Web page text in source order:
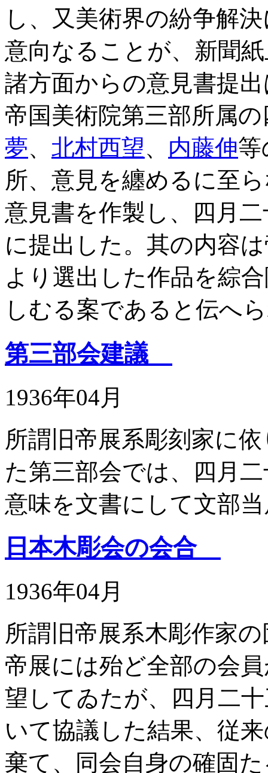
し、又美術界の紛争解
意向なることが、新聞
諸方面からの意見書提
帝国美術院第三部所属
夢、 北村西望、 内藤伸等
所、意見を纏めるに至
意見書を作製し、四月
に提出した。其の内容
より選出した作品を綜
しむる案であると伝へ
第三部会建議
1936年04月
所謂旧帝展系彫刻家に
た第三部会では、四月
意味を文書にして文部
日本木彫会の会合
1936年04月
所謂旧帝展系木彫作家
帝展には殆ど全部の会
望してゐたが、四月二
いて協議した結果、従
棄て、同会自身の確固